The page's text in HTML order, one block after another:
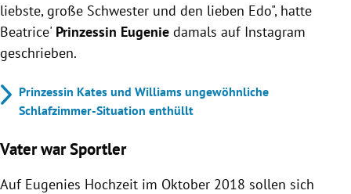
liebste, große Schwester und den lieben Edo", hatte
Beatrice' Prinzessin Eugenie damals auf Instagram
geschrieben.
Prinzessin Kates und Williams ungewöhnliche
Schlafzimmer-Situation enthüllt
Vater war Sportler
Auf Eugenies Hochzeit im Oktober 2018 sollen sich